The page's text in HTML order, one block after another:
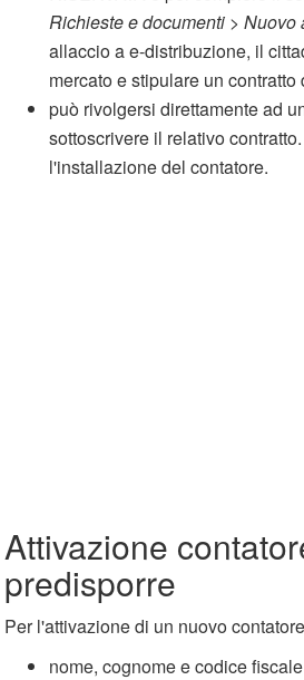
Richieste e documenti > Nuovo
allaccio a e-distribuzione, il
mercato e stipulare un
può rivolgersi direttamente ad
sottoscrivere il relativo
l'installazione del contatore.
Attivazione
predisporre
Per l'attivazione di un nuovo
nome, cognome e codice